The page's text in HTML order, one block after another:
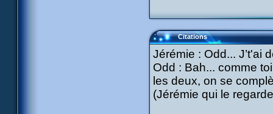
Citations
Jérémie : Odd... J’t'ai
Odd : Bah... comme
les deux, on se
(Jérémie qui le